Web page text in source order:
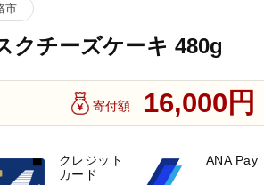
市
クチーズケーキ 480g
寄付額 16,000円
クレジット
カード
ANA Pay